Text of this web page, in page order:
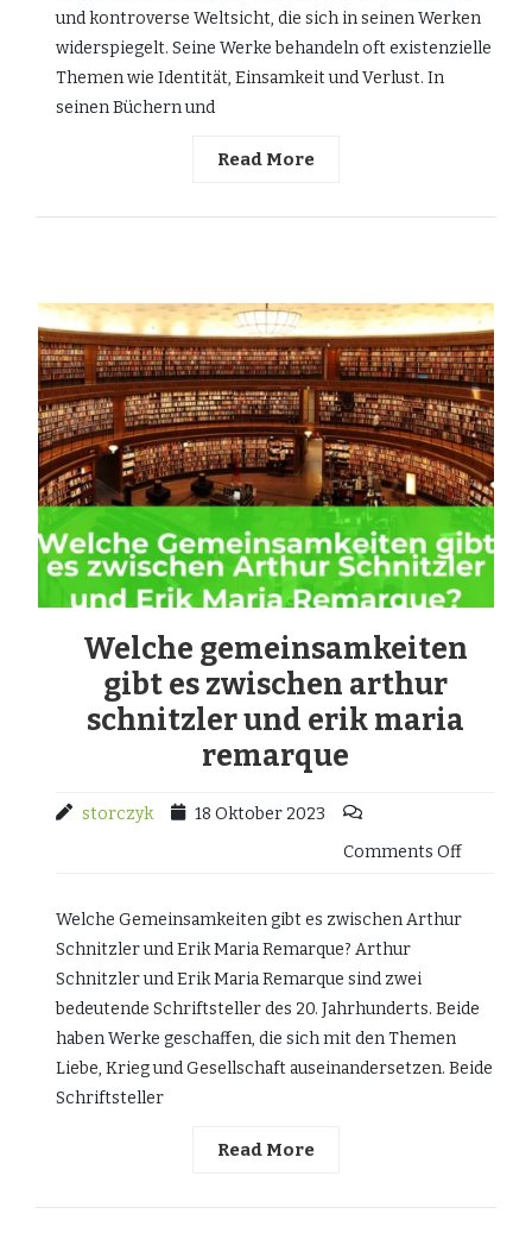
und kontroverse Weltsicht, die sich in seinen Werken
widerspiegelt. Seine Werke behandeln oft existenzielle
Themen wie Identität, Einsamkeit und Verlust. In
seinen Büchern und
Read More
Welche gemeinsamkeiten
gibt es zwischen arthur
schnitzler und erik maria
remarque
storczyk
18 Oktober 2023
Comments Off
Welche Gemeinsamkeiten gibt es zwischen Arthur
Schnitzler und Erik Maria Remarque? Arthur
Schnitzler und Erik Maria Remarque sind zwei
bedeutende Schriftsteller des 20. Jahrhunderts. Beide
haben Werke geschaffen, die sich mit den Themen
Liebe, Krieg und Gesellschaft auseinandersetzen. Beide
Schriftsteller
Read More